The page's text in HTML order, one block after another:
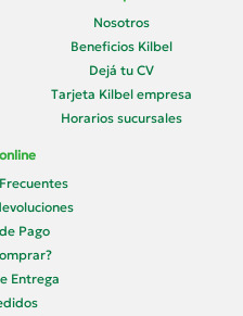
Nosotros
Beneficios Kilbel
Dejá tu CV
Tarjeta Kilbel empresa
Horarios sucursales
Pago
Entrega